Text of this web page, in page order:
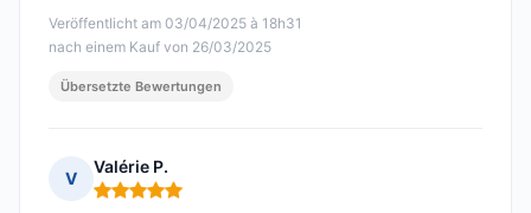
Veröffentlicht am 03/04/2025 à 18h31
nach einem Kauf von 26/03/2025
Übersetzte Bewertungen
V
Valérie P.
Hinweis: 5 von 5